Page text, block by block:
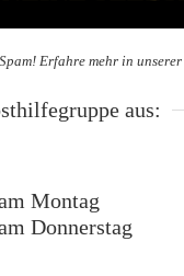
Erfahre mehr in unserer
aus:
Montag
Donnerstag